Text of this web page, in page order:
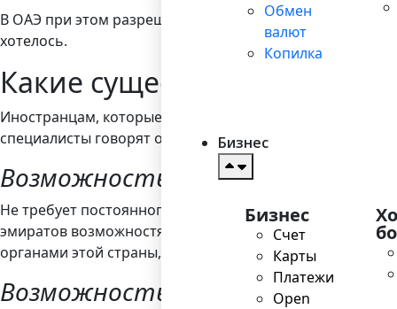
Обмен
валют
Копилка
Бизнес
Бизнес
Счет
Карты
Платежи
Open
В ОАЭ при этом разрешено следовать свободе
хотелось.
Какие существуют
Иностранцам, которые хотят организовать бизнес в
специалисты говорят о том, что возможны несколько
Возможность 1. Экспортно-
Не требует постоянного присутствия в ОАЭ, идеален
эмиратов возможностями. Кроме того, иностранные
органами этой страны, чтобы вести там бизнес.
Возможность 2. Работа через